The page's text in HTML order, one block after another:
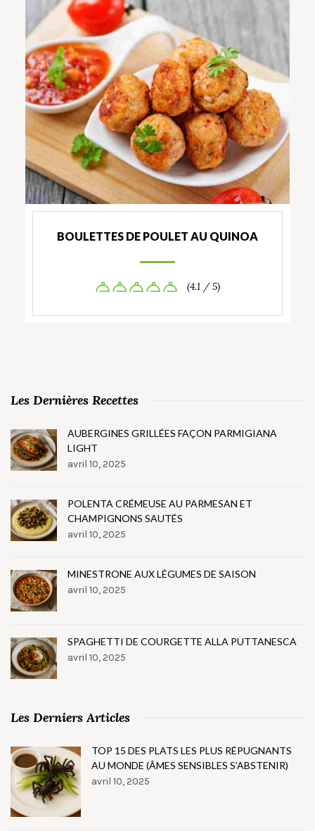
BOULETTES DE POULET AU QUINOA
(4.1 / 5)
Les Dernières Recettes
AUBERGINES GRILLÉES FAÇON PARMIGIANA
LIGHT
avril 10, 2025
POLENTA CRÉMEUSE AU PARMESAN ET
CHAMPIGNONS SAUTÉS
avril 10, 2025
MINESTRONE AUX LÉGUMES DE SAISON
avril 10, 2025
SPAGHETTI DE COURGETTE ALLA PUTTANESCA
avril 10, 2025
Les Derniers Articles
TOP 15 DES PLATS LES PLUS RÉPUGNANTS
AU MONDE (ÂMES SENSIBLES S’ABSTENIR)
avril 10, 2025